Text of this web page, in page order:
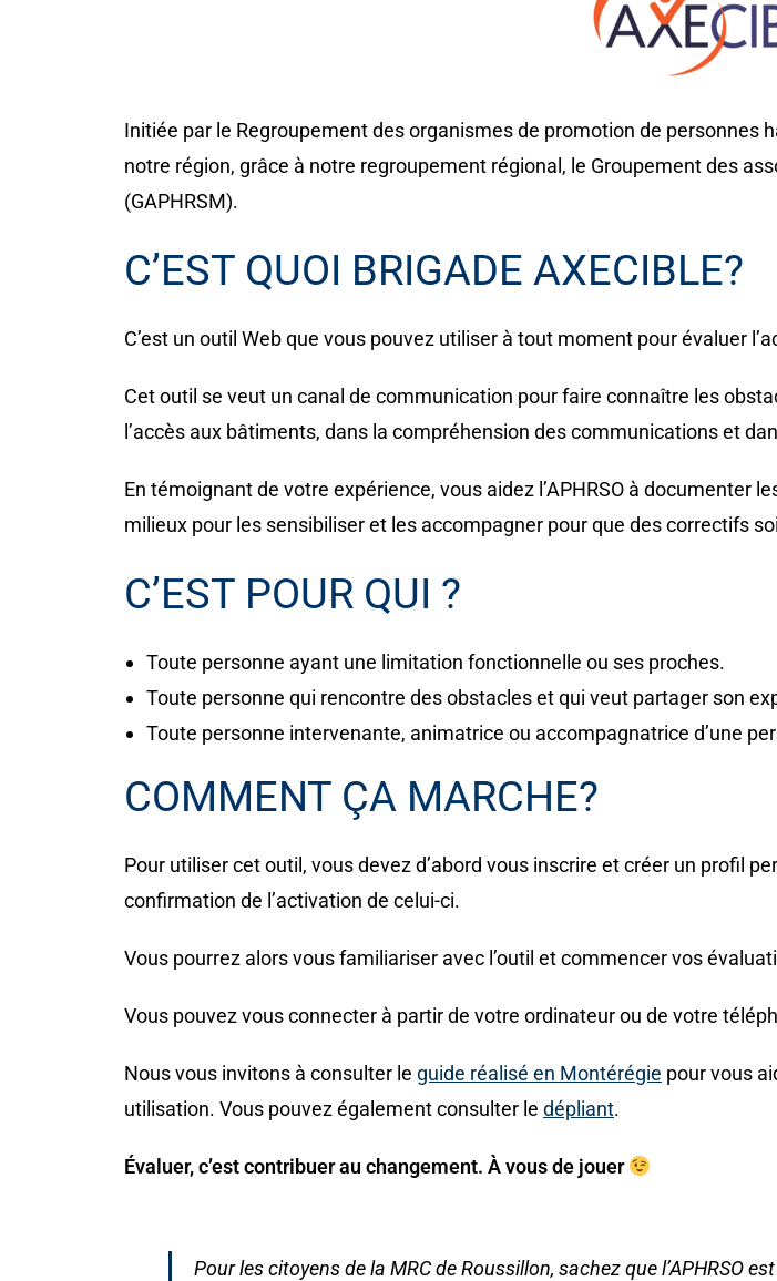
Initiée par le Regroupement des organismes de promotion de personnes
notre région, grâce à notre regroupement régional, le Groupement des
(GAPHRSM).
C’EST QUOI BRIGADE AXECIBLE?
C’est un outil Web que vous pouvez utiliser à tout moment pour évaluer
Cet outil se veut un canal de communication pour faire connaître les
l’accès aux bâtiments, dans la compréhension des communications et
En témoignant de votre expérience, vous aidez l’APHRSO à documenter
milieux pour les sensibiliser et les accompagner pour que des correctifs
C’EST POUR QUI ?
Toute personne ayant une limitation fonctionnelle ou ses proches.
Toute personne qui rencontre des obstacles et qui veut partager son
Toute personne intervenante, animatrice ou accompagnatrice d’une
COMMENT ÇA MARCHE?
Pour utiliser cet outil, vous devez d’abord vous inscrire et créer un profil
confirmation de l’activation de celui-ci.
Vous pourrez alors vous familiariser avec l’outil et commencer vos
Vous pouvez vous connecter à partir de votre ordinateur ou de votre
Nous vous invitons à consulter le guide réalisé en Montérégie pour vous
utilisation. Vous pouvez également consulter le dépliant.
Évaluer, c’est contribuer au changement. À vous de jouer
Pour les citoyens de la MRC de Roussillon, sachez que l’APHRSO